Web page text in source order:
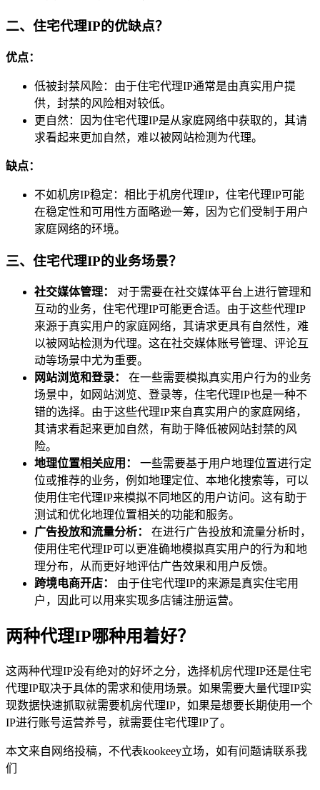
二、住宅代理IP的优缺点？
优点：
低被封禁风险：由于住宅代理IP通常是由真实用户提
供，封禁的风险相对较低。
更自然：因为住宅代理IP是从家庭网络中获取的，其请
求看起来更加自然，难以被网站检测为代理。
缺点：
不如机房IP稳定：相比于机房代理IP，住宅代理IP可能
在稳定性和可用性方面略逊一筹，因为它们受制于用户
家庭网络的环境。
三、住宅代理IP的业务场景？
社交媒体管理：
对于需要在社交媒体平台上进行管理和
互动的业务，住宅代理IP可能更合适。由于这些代理IP
来源于真实用户的家庭网络，其请求更具有自然性，难
以被网站检测为代理。这在社交媒体账号管理、评论互
动等场景中尤为重要。
网站浏览和登录：
在一些需要模拟真实用户行为的业务
场景中，如网站浏览、登录等，住宅代理IP也是一种不
错的选择。由于这些代理IP来自真实用户的家庭网络，
其请求看起来更加自然，有助于降低被网站封禁的风
险。
地理位置相关应用：
一些需要基于用户地理位置进行定
位或推荐的业务，例如地理定位、本地化搜索等，可以
使用住宅代理IP来模拟不同地区的用户访问。这有助于
测试和优化地理位置相关的功能和服务。
广告投放和流量分析：
在进行广告投放和流量分析时，
使用住宅代理IP可以更准确地模拟真实用户的行为和地
理分布，从而更好地评估广告效果和用户反馈。
跨境电商开店：
由于住宅代理IP的来源是真实住宅用
户，因此可以用来实现多店铺注册运营。
两种代理IP哪种用着好？
这两种代理IP没有绝对的好坏之分，选择机房代理IP还是住宅
代理IP取决于具体的需求和使用场景。如果需要大量代理IP实
现数据快速抓取就需要机房代理IP，如果是想要长期使用一个
IP进行账号运营养号，就需要住宅代理IP了。
本文来自网络投稿，不代表kookeey立场，如有问题请联系我
们